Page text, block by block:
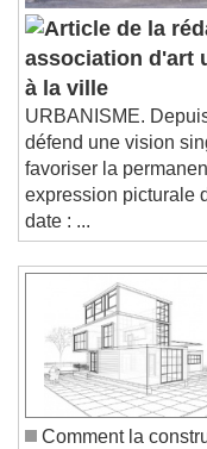
association d'art
à la ville
URBANISME.
défend une vision
favoriser la
expression picturale
date : ...
Comment la